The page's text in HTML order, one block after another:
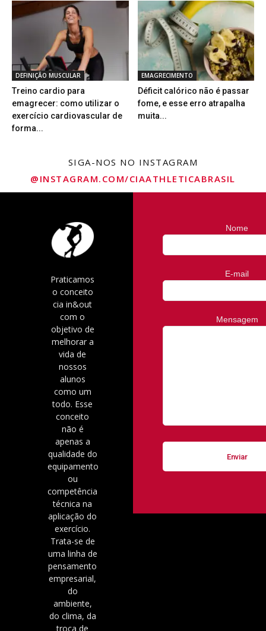
DEFINIÇÃO MUSCULAR
Treino cardio para
emagrecer: como utilizar o
exercício cardiovascular de
forma...
EMAGRECIMENTO
Déficit calórico não é passar
fome, e esse erro atrapalha
muita...
SIGA-NOS NO INSTAGRAM
@INSTAGRAM.COM/CIAATHLETICABRASIL
Nome
E-mail
Mensagem
Praticamos
o conceito
cia in&out
com o
objetivo de
melhorar a
vida de
nossos
alunos
como um
todo. Esse
conceito
não é
apenas a
qualidade do
equipamento
ou
competência
técnica na
aplicação do
exercício.
Trata-se de
uma linha de
pensamento
empresarial,
do
ambiente,
do clima, da
troca de